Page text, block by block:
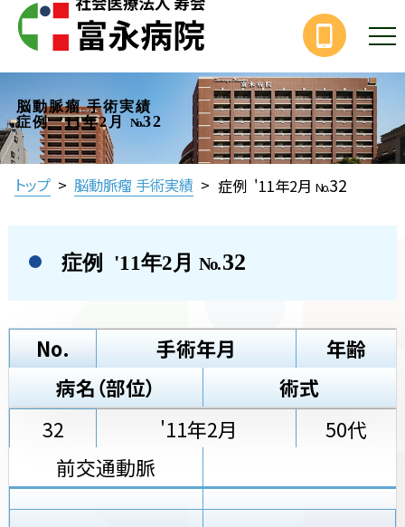
脳動脈瘤 手術実績
症例 '11年2月
No.32
トップ > 脳動脈瘤 手術実績 > 症例 '11年2月 No.32
症例 '11年2月 No.32
No. 手術年月
年齢
病名（部位）
術式
32
'11年2月
50代
前交通動脈